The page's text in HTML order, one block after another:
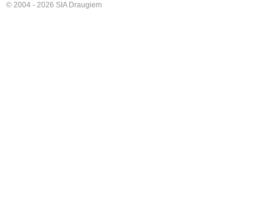
© 2004 - 2026 SIA Draugiem